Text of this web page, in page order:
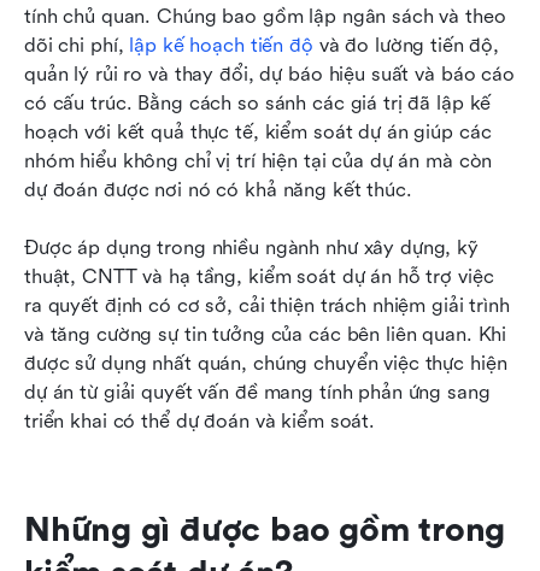
tính chủ quan. Chúng bao gồm lập ngân sách và theo
dõi chi phí, lập kế hoạch tiến độ và đo lường tiến độ,
quản lý rủi ro và thay đổi, dự báo hiệu suất và báo cáo
có cấu trúc. Bằng cách so sánh các giá trị đã lập kế
hoạch với kết quả thực tế, kiểm soát dự án giúp các
nhóm hiểu không chỉ vị trí hiện tại của dự án mà còn
dự đoán được nơi nó có khả năng kết thúc.
Được áp dụng trong nhiều ngành như xây dựng, kỹ
thuật, CNTT và hạ tầng, kiểm soát dự án hỗ trợ việc
ra quyết định có cơ sở, cải thiện trách nhiệm giải trình
và tăng cường sự tin tưởng của các bên liên quan. Khi
được sử dụng nhất quán, chúng chuyển việc thực hiện
dự án từ giải quyết vấn đề mang tính phản ứng sang
triển khai có thể dự đoán và kiểm soát.
Những gì được bao gồm trong